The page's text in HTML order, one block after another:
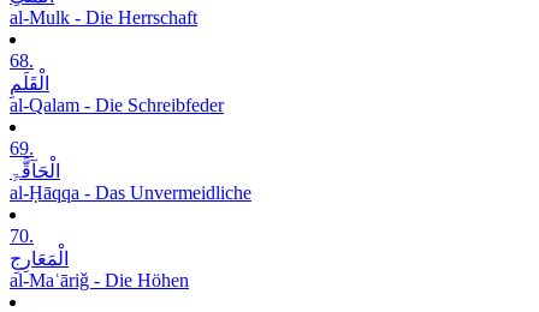
al-Mulk - Die Herrschaft
68.
الْقَلَمِ
al-Qalam - Die Schreibfeder
69.
الْحَآقَّۃِ
al-Ḥāqqa - Das Unvermeidliche
70.
الْمَعَارِجِ
al-Maʿāriǧ - Die Höhen